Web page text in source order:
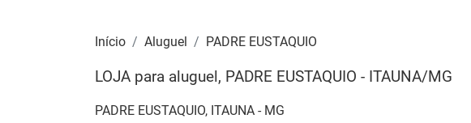
Início Aluguel PADRE EUSTAQUIO
LOJA para aluguel, PADRE EUSTAQUIO - ITAUNA/MG
PADRE EUSTAQUIO, ITAUNA - MG